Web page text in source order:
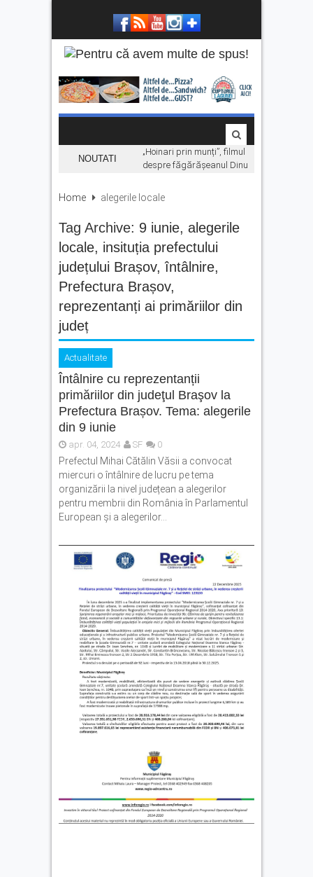
NOUTATI
„Hoinari prin munți”, filmul
despre făgărășeanul Dinu
Cetatea Făgărașului,
Ce facem în weekend la
Făgăraș? Muzică live, anii
’90 și distracție
Fonduri europene pentru
tinerii din Făgăraș.
Eveniment dedicat celor care
în proiecte
prețurilor la carburanți a
fost promulgată. Ce măsuri
se aplică
Vreme extremă în zona
și averse torențiale
Home alegerile locale
Tag Archive: 9 iunie, alegerile
locale, insituția prefectului
județului Brașov,întâlnire,
Prefectura Brașov,
reprezentanți ai primăriilor din
județ
Actualitate
Întâlnire cu reprezentanții
primăriilor din judeţul Braşov la
Prefectura Brașov. Tema: alegerile
din 9 iunie
apr. 04, 2024 SF 0
Prefectul Mihai Cătălin Văsii a convocat
miercuri o întâlnire de lucru pe tema
organizării la nivel județean a alegerilor
pentru membrii din România în Parlamentul
European şi a alegerilor...